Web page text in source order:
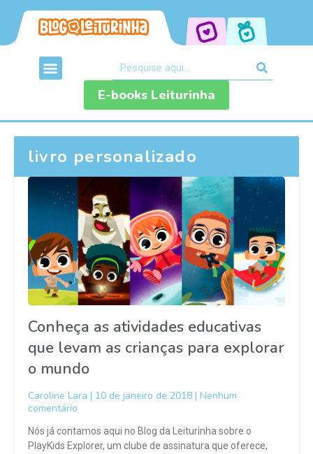
E-books Leiturinha
livro personalizado
Conheça as atividades educativas
que levam as crianças para explorar
o mundo
Caroline Lara 10 de janeiro de 2018
Nenhum
comentário
Nós já contamos aqui no Blog da Leiturinha sobre o
PlayKids Explorer, um clube de assinatura que oferece,